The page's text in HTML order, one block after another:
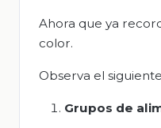
Ahora que ya
color.
Observa el
Grupos de